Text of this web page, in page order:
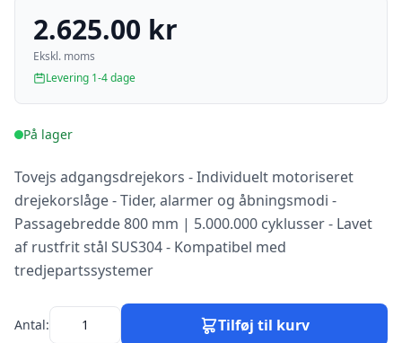
2.625.00 kr
Ekskl. moms
Levering 1-4 dage
På lager
Tovejs adgangsdrejekors - Individuelt motoriseret
drejekorslåge - Tider, alarmer og åbningsmodi -
Passagebredde 800 mm | 5.000.000 cyklusser - Lavet
af rustfrit stål SUS304 - Kompatibel med
tredjepartssystemer
Antal: Tilføj til kurv